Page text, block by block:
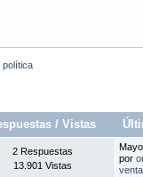
política
/Vistas
2 Respuestas
13.901 Vistas
por